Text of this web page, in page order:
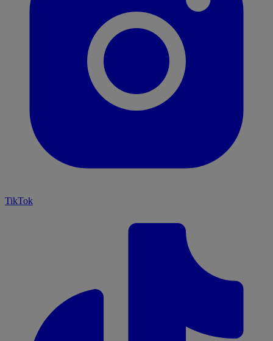
TikTok